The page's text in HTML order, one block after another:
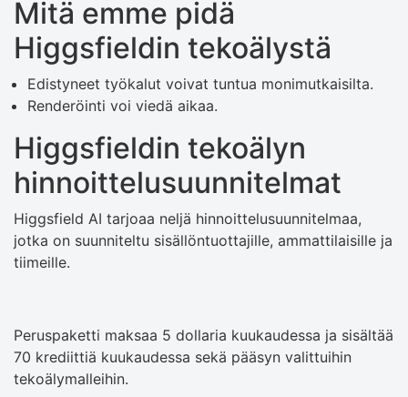
Mitä emme pidä
Higgsfieldin tekoälystä
Edistyneet työkalut voivat tuntua monimutkaisilta.
Renderöinti voi viedä aikaa.
Higgsfieldin tekoälyn
hinnoittelusuunnitelmat
Higgsfield AI tarjoaa neljä hinnoittelusuunnitelmaa,
jotka on suunniteltu sisällöntuottajille, ammattilaisille ja
tiimeille.
Peruspaketti maksaa 5 dollaria kuukaudessa ja sisältää
70 krediittiä kuukaudessa sekä pääsyn valittuihin
tekoälymalleihin.